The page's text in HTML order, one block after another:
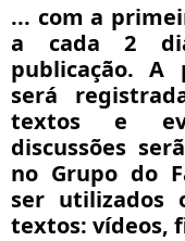
... com a
a cada 2
publicação. A
será
textos e
discussões
no Grupo do
ser utilizados
textos: vídeos,